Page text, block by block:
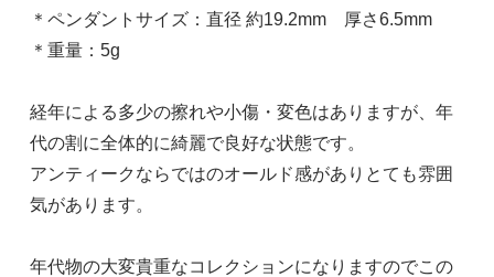
＊ペンダントサイズ：直径 約19.2mm 厚さ6.5mm
＊重量：5g
経年による多少の擦れや小傷・変色はありますが、年
代の割に全体的に綺麗で良好な状態です。
アンティークならではのオールド感がありとても雰囲
気があります。
年代物の大変貴重なコレクションになりますのでこの